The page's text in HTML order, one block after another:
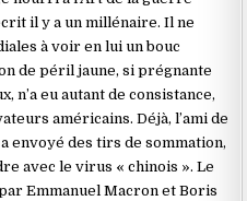
il y a un millénaire. Il ne
à voir en lui un bouc
de péril jaune, si prégnante
n’a eu autant de consistance,
américains. Déjà, l’ami de
envoyé des tirs de sommation,
avec le virus « chinois ». Le
Emmanuel Macron et Boris